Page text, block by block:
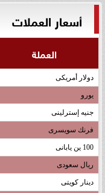
أسعار العملات
العملة
دولار أمريكى
يورو
جنيه إسترلينى
فرنك سويسرى
100 ين يابانى
ريال سعودى
دينار كويتى